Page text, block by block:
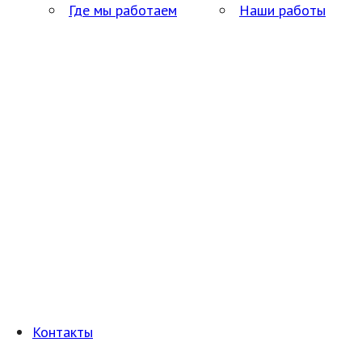
Где мы работаем
Наши работы
Контакты